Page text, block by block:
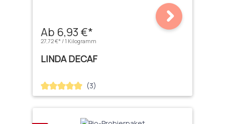
Ab 6,93 €*
27,72 €* / 1 Kilogramm
LINDA DECAF
Durchschnittliche Bewertung von 5 von 5 Sternen
(3)